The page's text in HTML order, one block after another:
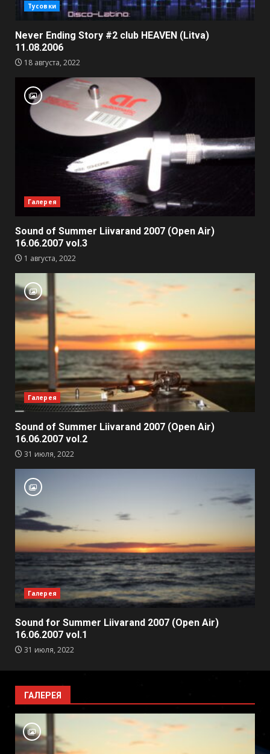
Тусовки
Never Ending Story #2 club HEAVEN (Litva)
11.08.2006
18 августа, 2022
Галерея
Sound of Summer Liivarand 2007 (Open Air)
16.06.2007 vol.3
1 августа, 2022
Галерея
Sound of Summer Liivarand 2007 (Open Air)
16.06.2007 vol.2
31 июля, 2022
Галерея
Sound for Summer Liivarand 2007 (Open Air)
16.06.2007 vol.1
31 июля, 2022
ГАЛЕРЕЯ